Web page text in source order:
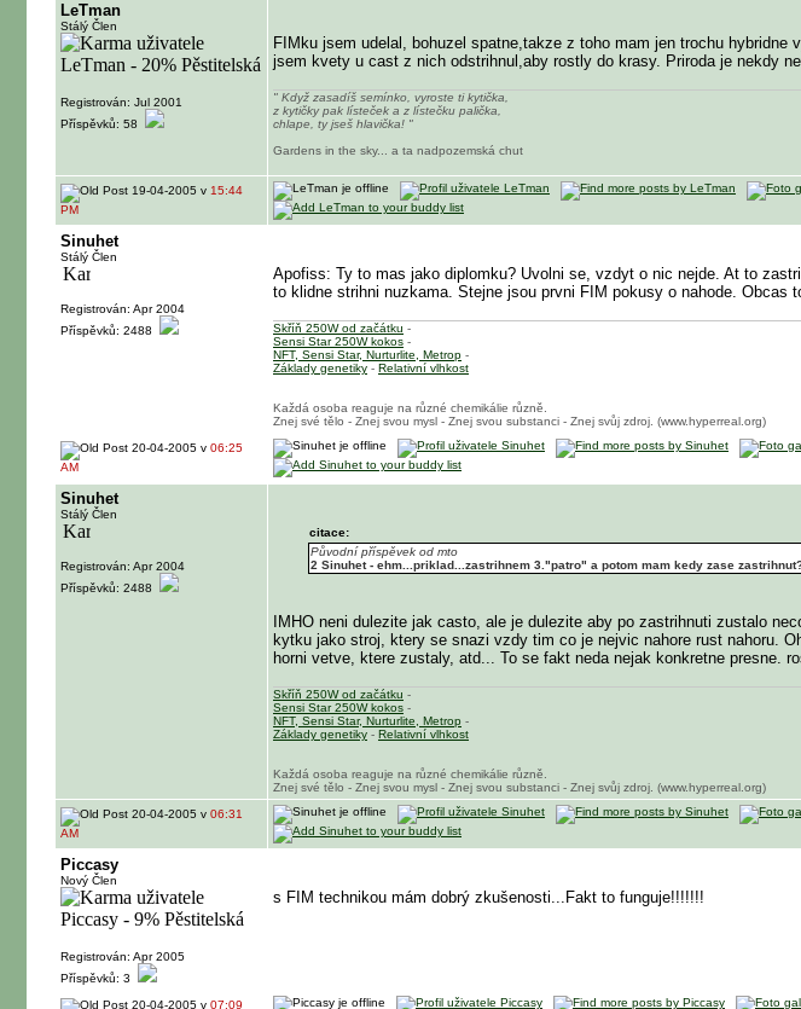
LeTman
Stálý Člen
Registrován: Jul 2001
Příspěvků: 58
FIMku jsem udelal, bohuzel spatne,takze z toho mam jen trochu
jsem kvety u cast z nich odstrihnul,aby rostly do krasy. Priroda je nekdy
" Když zasadíš semínko, vyroste ti kytička,
z kytičky pak lísteček a z lístečku palička,
chlape, ty jseš hlavička! "
Gardens in the sky... a ta nadpozemská chut
19-04-2005 v 15:44
PM
Sinuhet
Stálý Člen
Registrován: Apr 2004
Příspěvků: 2488
Apofiss: Ty to mas jako diplomku? Uvolni se, vzdyt o nic nejde. At to
to klidne strihni nuzkama. Stejne jsou prvni FIM pokusy o nahode. Obcas
Skříň 250W od začátku -
Sensi Star 250W kokos -
NFT, Sensi Star, Nurturlite, Metrop -
Základy genetiky - Relativní vlhkost
Každá osoba reaguje na různé chemikálie různě.
Znej své tělo - Znej svou mysl - Znej svou substanci - Znej svůj zdroj. (www.hyperreal.org)
20-04-2005 v 06:25
AM
Sinuhet
Stálý Člen
Registrován: Apr 2004
Příspěvků: 2488
citace:
Původní příspěvek od mto
2 Sinuhet - ehm...priklad...zastrihnem 3."patro" a potom mam kedy zase
IMHO neni dulezite jak casto, ale je dulezite aby po zastrihnuti zustalo
kytku jako stroj, ktery se snazi vzdy tim co je nejvic nahore rust nahoru.
horni vetve, ktere zustaly, atd... To se fakt neda nejak konkretne presne.
Skříň 250W od začátku -
Sensi Star 250W kokos -
NFT, Sensi Star, Nurturlite, Metrop -
Základy genetiky - Relativní vlhkost
Každá osoba reaguje na různé chemikálie různě.
Znej své tělo - Znej svou mysl - Znej svou substanci - Znej svůj zdroj. (www.hyperreal.org)
20-04-2005 v 06:31
AM
Piccasy
Nový Člen
Registrován: Apr 2005
Příspěvků: 3
s FIM technikou mám dobrý zkušenosti...Fakt to funguje!!!!!!!
20-04-2005 v 07:09